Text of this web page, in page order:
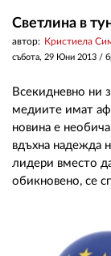
Светлина в
автор: Кристиела
събота, 29 Юни 2013 /
Всекидневно ни
медиите имат
новина е
вдъхна надежда
лидери вместо
обикновено, се